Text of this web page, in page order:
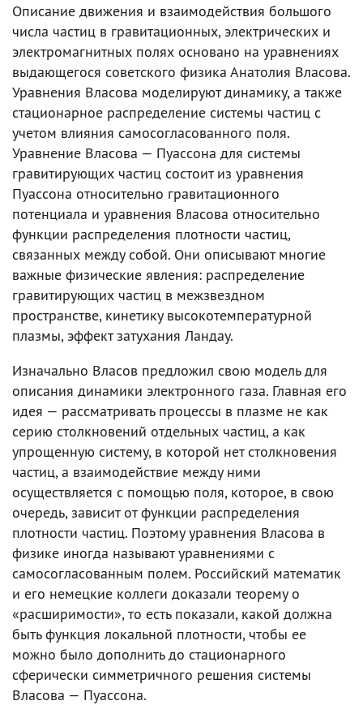
Описание движения и взаимодействия большого
числа частиц в гравитационных, электрических и
электромагнитных полях основано на уравнениях
выдающегося советского физика Анатолия Власова.
Уравнения Власова моделируют динамику, а также
стационарное распределение системы частиц с
учетом влияния самосогласованного поля.
Уравнение Власова — Пуассона для системы
гравитирующих частиц состоит из уравнения
Пуассона относительно гравитационного
потенциала и уравнения Власова относительно
функции распределения плотности частиц,
связанных между собой. Они описывают многие
важные физические явления: распределение
гравитирующих частиц в межзвездном
пространстве, кинетику высокотемпературной
плазмы, эффект затухания Ландау.
Изначально Власов предложил свою модель для
описания динамики электронного газа. Главная его
идея — рассматривать процессы в плазме не как
серию столкновений отдельных частиц, а как
упрощенную систему, в которой нет столкновения
частиц, а взаимодействие между ними
осуществляется с помощью поля, которое, в свою
очередь, зависит от функции распределения
плотности частиц. Поэтому уравнения Власова в
физике иногда называют уравнениями с
самосогласованным полем. Российский математик
и его немецкие коллеги доказали теорему о
«расширимости», то есть показали, какой должна
быть функция локальной плотности, чтобы ее
можно было дополнить до стационарного
сферически симметричного решения системы
Власова — Пуассона.